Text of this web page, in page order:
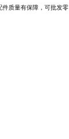
质量有保障，可批发零